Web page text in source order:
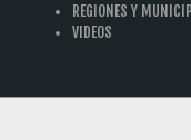
REGIONES Y
VIDEOS